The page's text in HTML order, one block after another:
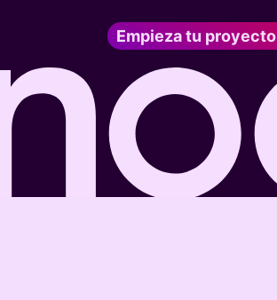
Empieza tu proyecto